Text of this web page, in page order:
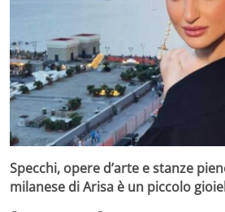
Specchi, opere d’arte e stanze
milanese di Arisa è un piccolo